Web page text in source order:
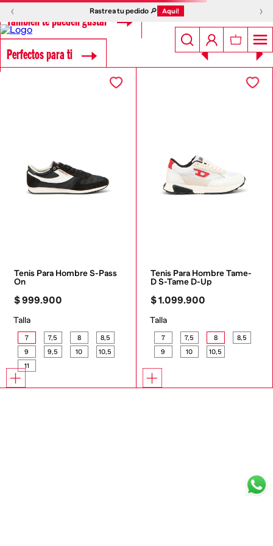
‹ Rastrea tu pedido 🔎 Aquí! ›
También te pueden gustar
Perfectos para ti
Tenis Para Hombre S-Pass
On
$999.900
Talla
7 7,5 8
8,5
9
9,5 10
10,5
11
Tenis Para Hombre Tame-
D S-Tame D-Up
$1.099.900
Talla
7 7,5 8
8,5
9
10 10,5